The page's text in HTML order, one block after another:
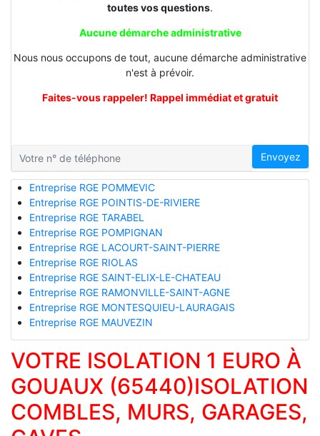
toutes vos questions.
Aucune démarche administrative
Nous nous occupons de tout, aucune démarche administrative
n'est à prévoir.
Faites-vous rappeler! Rappel immédiat et gratuit
Envoyez
Entreprise RGE POMMEVIC
Entreprise RGE POINTIS-DE-RIVIERE
Entreprise RGE TARABEL
Entreprise RGE POMPIGNAN
Entreprise RGE LACOURT-SAINT-PIERRE
Entreprise RGE RIOLAS
Entreprise RGE SAINT-ELIX-LE-CHATEAU
Entreprise RGE RAMONVILLE-SAINT-AGNE
Entreprise RGE MONTESQUIEU-LAURAGAIS
Entreprise RGE MAUVEZIN
VOTRE ISOLATION 1 EURO À
GOUAUX (65440)ISOLATION
COMBLES, MURS, GARAGES,